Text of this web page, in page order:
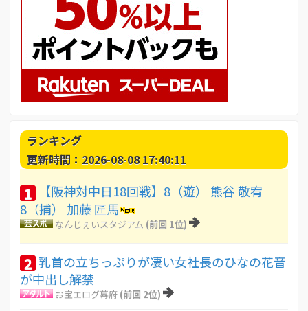
ランキング
更新時間：2026-08-08 17:40:11
1
【阪神対中日18回戦】8（遊） 熊谷 敬宥
8（捕） 加藤 匠馬
なんじぇいスタジアム (前回 1位)
2 乳首の立ちっぷりが凄い女社長のひなの花音
が中出し解禁
お宝エログ幕府 (前回 2位)